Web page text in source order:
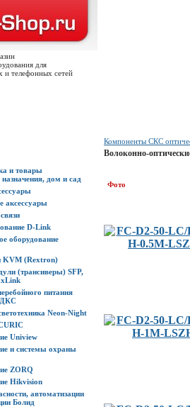
для
и телефонных сетей
и товары
назначения, дом и сад
аксессуары
D-Link
оборудование
KVM (Rextron)
(трансиверы) SFP,
питания
Neon-Night
Uniview
и системы охраны
ZORQ
Hikvision
автоматизации
Болид
Компоненты СКС
Волоконно-
Фото